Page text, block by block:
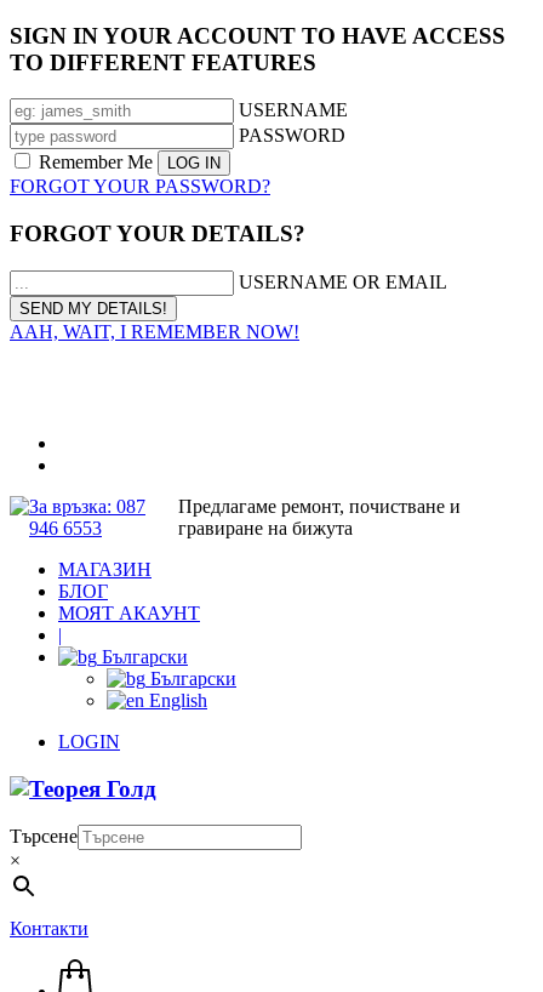
SIGN IN YOUR ACCOUNT TO HAVE ACCESS
TO DIFFERENT FEATURES
USERNAME
PASSWORD
Remember Me
FORGOT YOUR PASSWORD?
FORGOT YOUR DETAILS?
USERNAME OR EMAIL
AAH, WAIT, I REMEMBER NOW!
За връзка: 087
946 6553
Предлагаме ремонт, почистване и
гравиране на бижута
МАГАЗИН
БЛОГ
МОЯТ АКАУНТ
|
Български
Български
English
LOGIN
Търсене
×
Контакти